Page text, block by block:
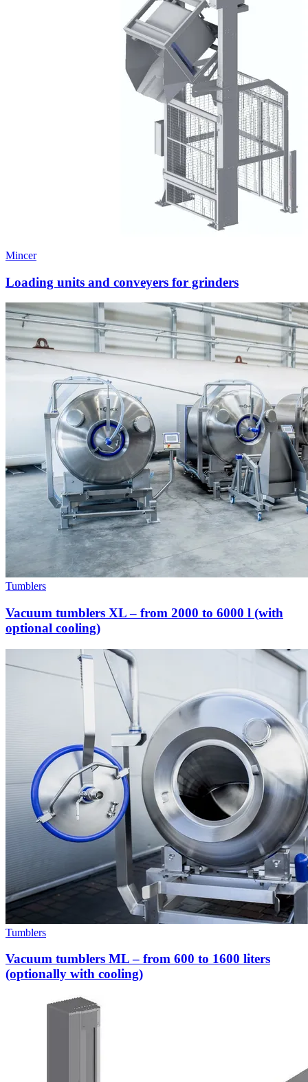
Mincer
Loading units and conveyers for grinders
Tumblers
Vacuum tumblers XL – from 2000 to 6000 l (with
optional cooling)
Tumblers
Vacuum tumblers ML – from 600 to 1600 liters
(optionally with cooling)